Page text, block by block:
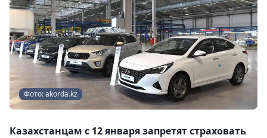
Фото: akorda.kz
Казахстанцам с 12 января запретят страховать